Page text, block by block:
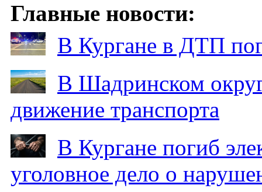
Главные новости:
В Кургане в ДТП
В Шадринском
движение транспорта
В Кургане погиб
уголовное дело о